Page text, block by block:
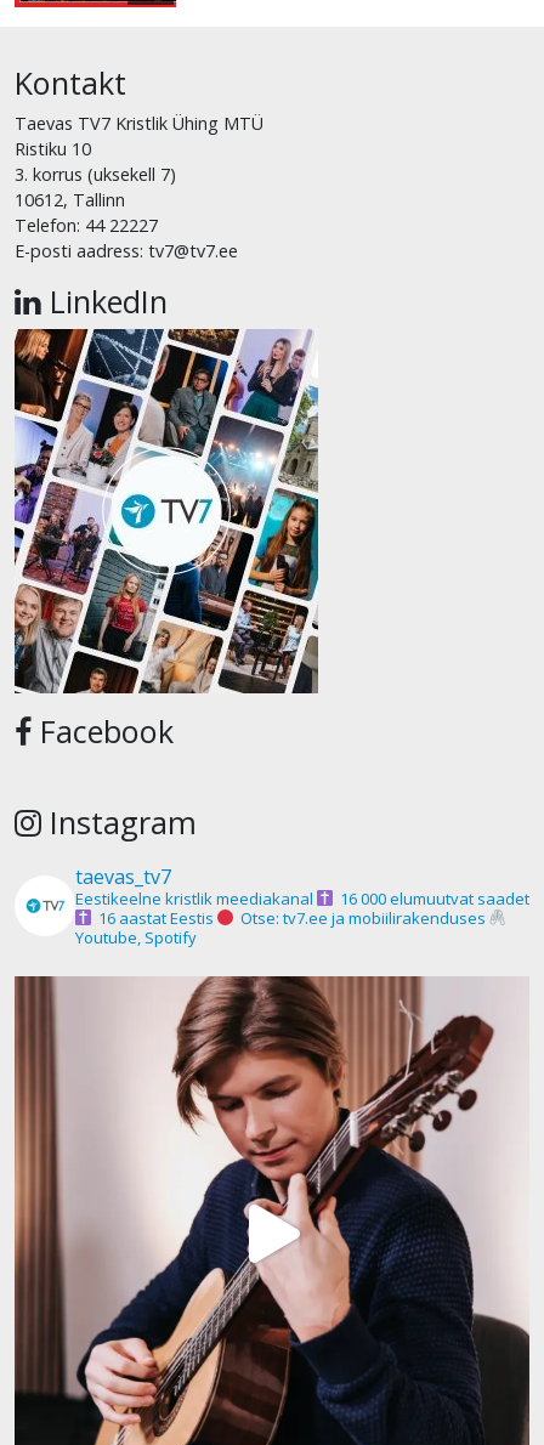
Kontakt
Taevas TV7 Kristlik Ühing MTÜ
Ristiku 10
3. korrus (uksekell 7)
10612, Tallinn
Telefon: 44 22227
E-posti aadress: tv7@tv7.ee
LinkedIn
Facebook
Instagram
taevas_tv7
Eestikeelne kristlik meediakanal
16 000 elumuutvat saadet
16 aastat Eestis
Otse: tv7.ee ja mobiilirakenduses
Youtube, Spotify